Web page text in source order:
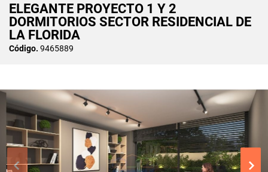
ELEGANTE PROYECTO 1 Y 2
DORMITORIOS SECTOR RESIDENCIAL DE
LA FLORIDA
Código. 9465889